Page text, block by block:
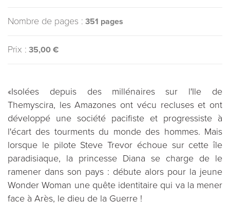
Nombre de pages : 351 pages
Prix : 35,00 €
«Isolées depuis des millénaires sur l'Ile de
Themyscira, les Amazones ont vécu recluses et ont
développé une société pacifiste et progressiste à
l'écart des tourments du monde des hommes. Mais
lorsque le pilote Steve Trevor échoue sur cette île
paradisiaque, la princesse Diana se charge de le
ramener dans son pays : débute alors pour la jeune
Wonder Woman une quête identitaire qui va la mener
face à Arès, le dieu de la Guerre !